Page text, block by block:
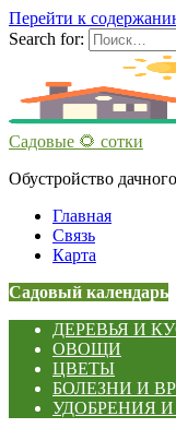
Перейти к
Search for:
Садовые 🌻 сотки
Обустройство
Главная
Связь
Карта
Садовый календарь
ДЕРЕВЬЯ И
ОВОЩИ
ЦВЕТЫ
БОЛЕЗНИ И
УДОБРЕНИЯ